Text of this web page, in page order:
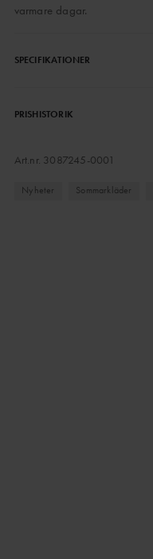
varmare dagar.
SPECIFIKATIONER
PRISHISTORIK
Art.nr. 3087245-0001
Nyheter Sommarkläder